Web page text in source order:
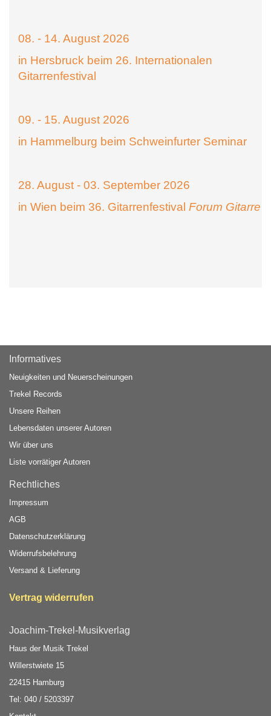
08. - 14. August 2026
in Hersbruck beim 26. Internationalen
Gitarrenfestival
09. - 15. August 2026
in Hammelburg beim Schweinfurter Seminar
28. August - 03. September 2026
in Wien beim 36. Gitarrenfestival Forum Gitarre
Informatives
Neuigkeiten und Neuerscheinungen
Trekel Records
Unsere Reihen
Lebensdaten unserer Autoren
Wir über uns
Liste vorrätiger Autoren
Rechtliches
Impressum
AGB
Datenschutzerklärung
Widerrufsbelehrung
Versand & Lieferung
Vertrag widerrufen
Joachim-Trekel-Musikverlag
Haus der Musik Trekel
Willerstwiete 15
22415 Hamburg
Tel: 040 / 5203397